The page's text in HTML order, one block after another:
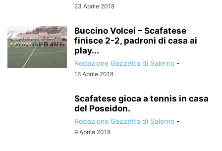
23 Aprile 2018
Buccino Volcei – Scafatese
finisce 2-2, padroni di casa ai
play...
Redazione Gazzetta di Salerno -
16 Aprile 2018
Scafatese gioca a tennis in casa
del Poseidon.
Redazione Gazzetta di Salerno -
9 Aprile 2018